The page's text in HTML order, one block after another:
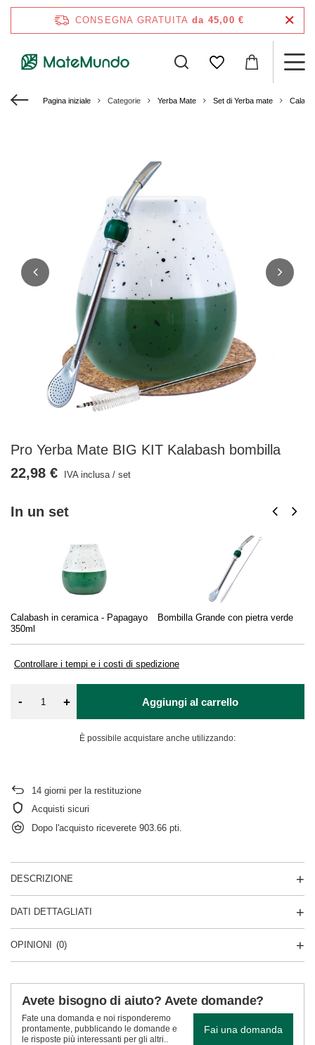
CONSEGNA GRATUITA da 45,00 €
Pagina iniziale Categorie Yerba Mate Set di Yerba mate
Pro Yerba Mate BIG KIT Kalabash bombilla
In un set
Calabash in ceramica - Papagayo
350ml
Bombilla Grande con pietra verde
Controllare i tempi e i costi di spedizione
22,98 € IVA inclusa/ set
- + Aggiungi al carrello
È possibile acquistare anche utilizzando:
14 giorni per la restituzione
Acquisti sicuri
Dopo l'acquisto riceverete 903.66 pti.
DESCRIZIONE
DATI DETTAGLIATI
OPINIONI (0)
Avete bisogno di aiuto? Avete domande?
Fate una domanda e noi risponderemo
prontamente, pubblicando le domande e
le risposte più interessanti per gli altri..
Fai una domanda